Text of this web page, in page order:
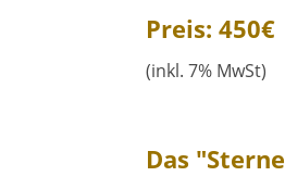
Preis: 450€
(inkl. 7% MwSt)
Das